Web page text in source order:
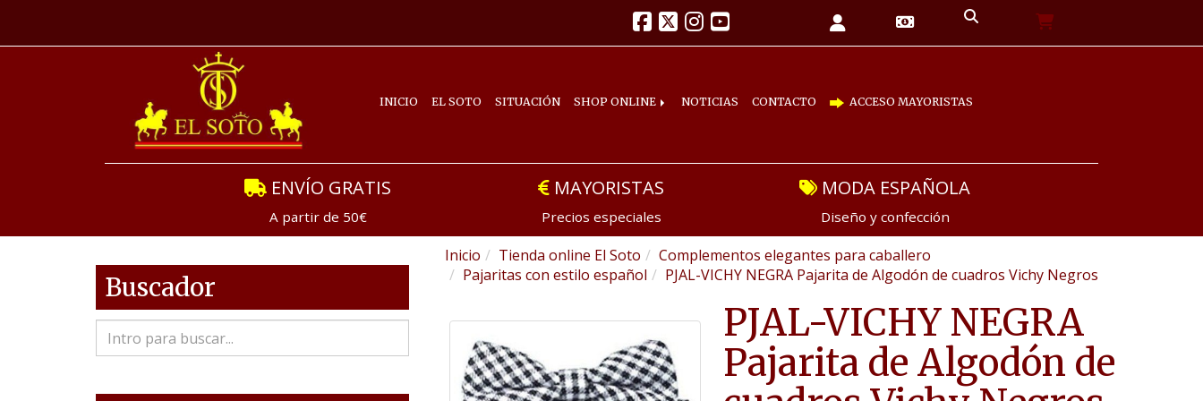
INICIO EL SOTO SITUACIÓN SHOP ONLINE NOTICIAS CONTACTO ACCESO MAYORISTAS
ENVÍO GRATIS
A partir de 50€
MAYORISTAS
Precios especiales
MODA ESPAÑOLA
Diseño y confección
Inicio Tienda online El Soto
Complementos elegantes para caballero
Pajaritas con estilo español
PJAL-VICHY NEGRA Pajarita de Algodón de cuadros Vichy Negros
PJAL-VICHY NEGRA
Pajarita de Algodón de
Buscador